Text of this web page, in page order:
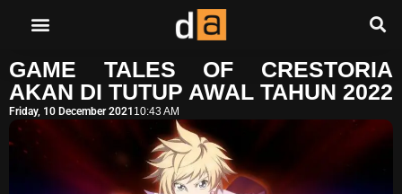
GAME TALES OF CRESTORIA
AKAN DI TUTUP AWAL TAHUN 2022
Friday, 10 December 2021 10:43 AM